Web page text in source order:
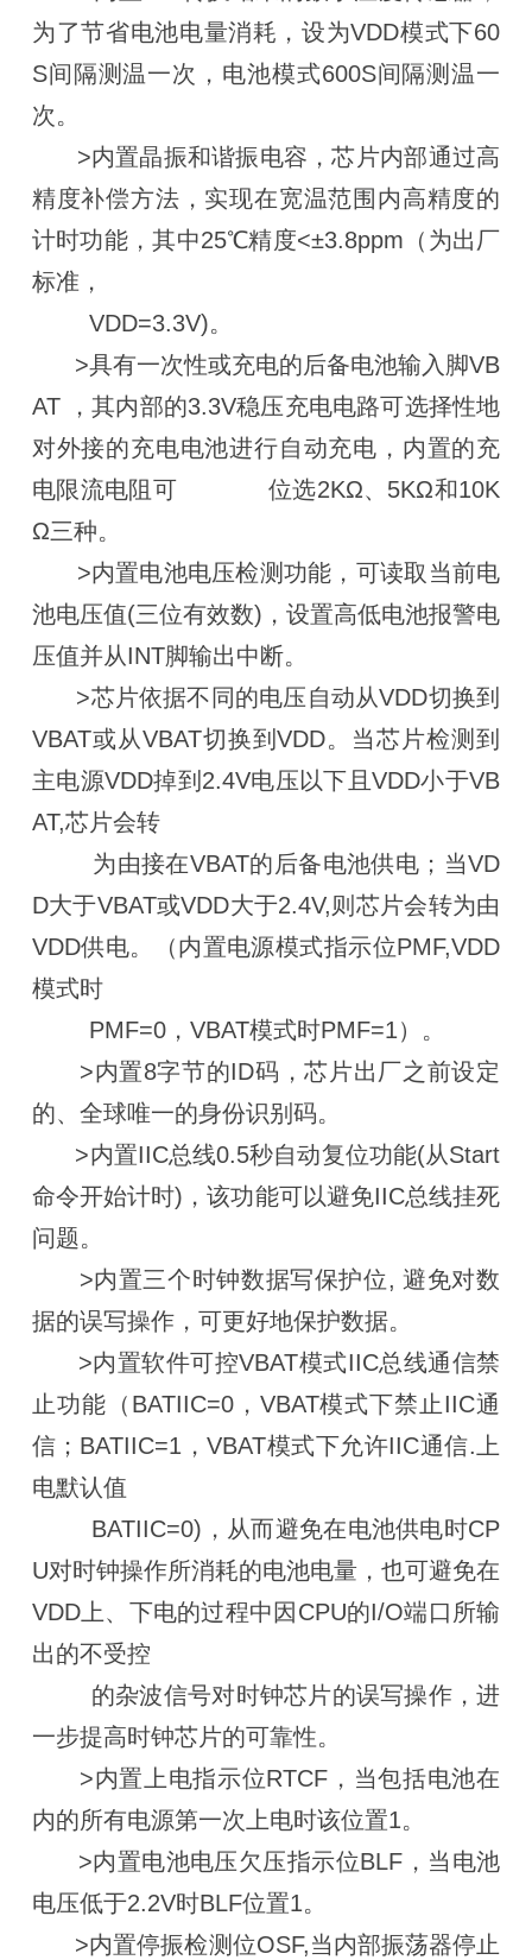
为了节省电池电量消耗，设为VDD模式下60
S间隔测温一次，电池模式600S间隔测温一
次。
>内置晶振和谐振电容，芯片内部通过高
精度补偿方法，实现在宽温范围内高精度的
计时功能，其中25℃精度<±3.8ppm（为出厂
标准，
VDD=3.3V)。
>具有一次性或充电的后备电池输入脚VB
AT ，其内部的3.3V稳压充电电路可选择性地
对外接的充电电池进行自动充电，内置的充
电限流电阻可 位选2KΩ、5KΩ和10K
Ω三种。
>内置电池电压检测功能，可读取当前电
池电压值(三位有效数)，设置高低电池报警电
压值并从INT脚输出中断。
>芯片依据不同的电压自动从VDD切换到
VBAT或从VBAT切换到VDD。当芯片检测到
主电源VDD掉到2.4V电压以下且VDD小于VB
AT,芯片会转
为由接在VBAT的后备电池供电；当VD
D大于VBAT或VDD大于2.4V,则芯片会转为由
VDD供电。（内置电源模式指示位PMF,VDD
模式时
PMF=0，VBAT模式时PMF=1）。
>内置8字节的ID码，芯片出厂之前设定
的、全球唯一的身份识别码。
>内置IIC总线0.5秒自动复位功能(从Start
命令开始计时)，该功能可以避免IIC总线挂死
问题。
>内置三个时钟数据写保护位, 避免对数
据的误写操作，可更好地保护数据。
>内置软件可控VBAT模式IIC总线通信禁
止功能（BATIIC=0，VBAT模式下禁止IIC通
信；BATIIC=1，VBAT模式下允许IIC通信.上
电默认值
BATIIC=0)，从而避免在电池供电时CP
U对时钟操作所消耗的电池电量，也可避免在
VDD上、下电的过程中因CPU的I/O端口所输
出的不受控
的杂波信号对时钟芯片的误写操作，进
一步提高时钟芯片的可靠性。
>内置上电指示位RTCF，当包括电池在
内的所有电源第一次上电时该位置1。
>内置电池电压欠压指示位BLF，当电池
电压低于2.2V时BLF位置1。
>内置停振检测位OSF,当内部振荡器停止